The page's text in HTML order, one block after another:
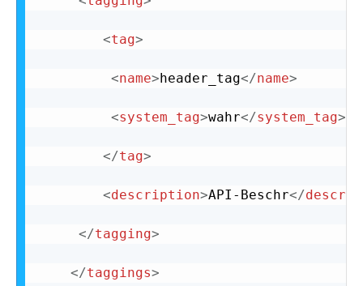
<tag>
<name>header_tag</name>
<system_tag>wahr</system_tag>
</tag>
<description>API-Beschr</
</tagging>
</taggings>